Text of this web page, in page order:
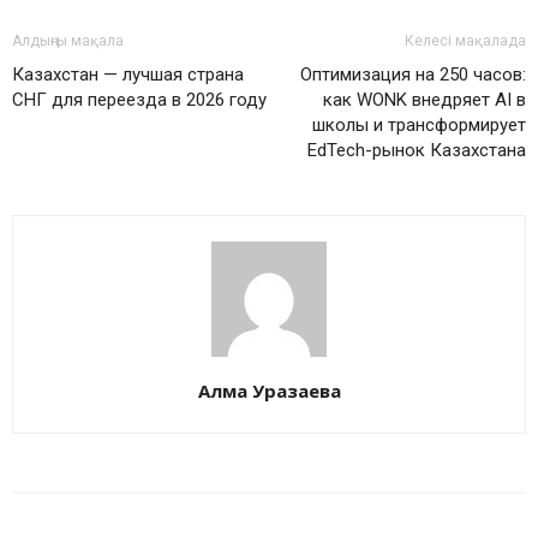
Алдыңғы мақала
Казахстан — лучшая страна
СНГ для переезда в 2026 году
Келесі мақалада
Оптимизация на 250 часов:
как WONK внедряет AI в
школы и трансформирует
EdTech-рынок Казахстана
Алма Уразаева